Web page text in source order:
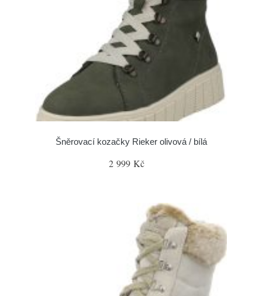
Šněrovací kozačky Rieker olivová / bílá
2 999 Kč